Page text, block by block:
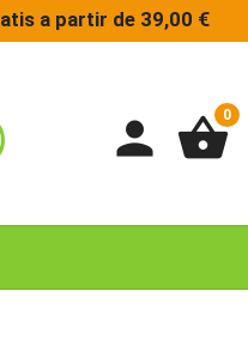
a partir de 39,00 €
person shopping_basket
0